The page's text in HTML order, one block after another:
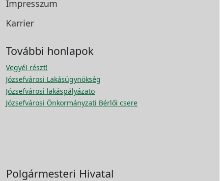
Impresszum
Karrier
További honlapok
Vegyél részt!
Józsefvárosi Lakásügynökség
Józsefvárosi lakáspályázato
Józsefvárosi Önkormányzati Bérlői csere
Polgármesteri Hivatal